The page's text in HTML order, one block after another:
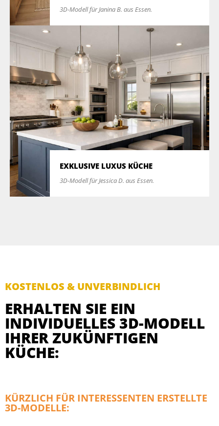
3D-Modell für Janina B. aus Essen.
EXKLUSIVE LUXUS KÜCHE
3D-Modell für Jessica D. aus Essen.
KOSTENLOS & UNVERBINDLICH
ERHALTEN SIE EIN
INDIVIDUELLES 3D-MODELL
IHRER ZUKÜNFTIGEN
KÜCHE:
KÜRZLICH FÜR INTERESSENTEN ERSTELLTE
3D-MODELLE: